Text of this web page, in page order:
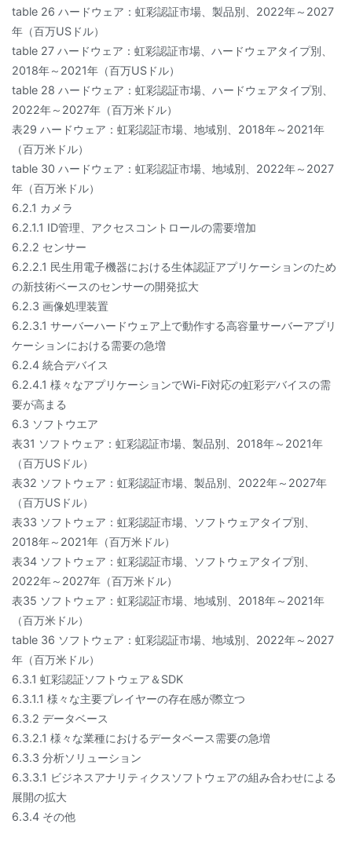
table 26 ハードウェア：虹彩認証市場、製品別、2022年～2027
年（百万USドル）
table 27 ハードウェア：虹彩認証市場、ハードウェアタイプ別、
2018年～2021年（百万USドル）
table 28 ハードウェア：虹彩認証市場、ハードウェアタイプ別、
2022年～2027年（百万米ドル）
表29 ハードウェア：虹彩認証市場、地域別、2018年～2021年
（百万米ドル）
table 30 ハードウェア：虹彩認証市場、地域別、2022年～2027
年（百万米ドル）
6.2.1 カメラ
6.2.1.1 ID管理、アクセスコントロールの需要増加
6.2.2 センサー
6.2.2.1 民生用電子機器における生体認証アプリケーションのため
の新技術ベースのセンサーの開発拡大
6.2.3 画像処理装置
6.2.3.1 サーバーハードウェア上で動作する高容量サーバーアプリ
ケーションにおける需要の急増
6.2.4 統合デバイス
6.2.4.1 様々なアプリケーションでWi-Fi対応の虹彩デバイスの需
要が高まる
6.3 ソフトウエア
表31 ソフトウェア：虹彩認証市場、製品別、2018年～2021年
（百万USドル）
表32 ソフトウェア：虹彩認証市場、製品別、2022年～2027年
（百万USドル）
表33 ソフトウェア：虹彩認証市場、ソフトウェアタイプ別、
2018年～2021年（百万米ドル）
表34 ソフトウェア：虹彩認証市場、ソフトウェアタイプ別、
2022年～2027年（百万米ドル）
表35 ソフトウェア：虹彩認証市場、地域別、2018年～2021年
（百万米ドル）
table 36 ソフトウェア：虹彩認証市場、地域別、2022年～2027
年（百万米ドル）
6.3.1 虹彩認証ソフトウェア＆SDK
6.3.1.1 様々な主要プレイヤーの存在感が際立つ
6.3.2 データベース
6.3.2.1 様々な業種におけるデータベース需要の急増
6.3.3 分析ソリューション
6.3.3.1 ビジネスアナリティクスソフトウェアの組み合わせによる
展開の拡大
6.3.4 その他